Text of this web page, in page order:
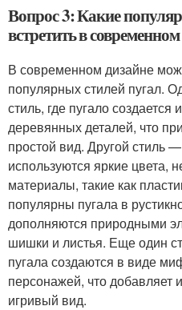
Вопрос 3: Какие
встретить в
В современном дизайне
популярных стилей пугал.
стиль, где пугало
деревянных деталей, что
простой вид. Другой стиль
используются яркие
материалы, такие как
популярны пугала в
дополняются природными
шишки и листья. Еще один
пугала создаются в виде
персонажей, что добавляет
игривый вид.